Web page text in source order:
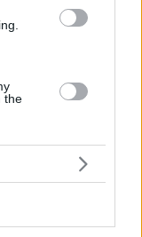
the
κατάστημά
τους spot στον
γλυκές
το δικό